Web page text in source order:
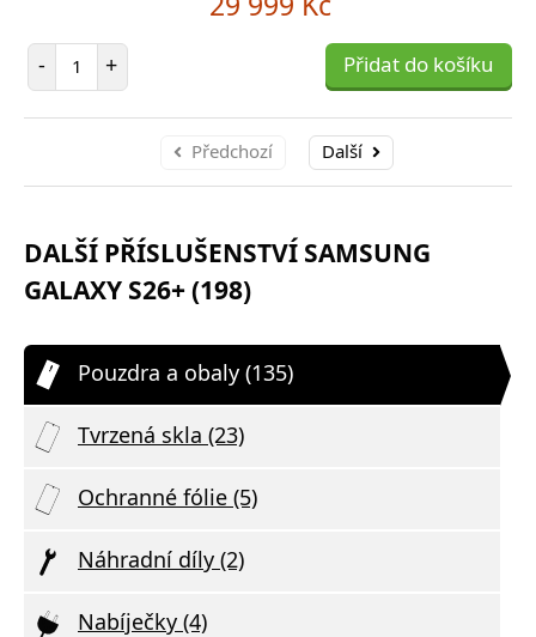
- Počet položek
+ Přidat do košíku
Předchozí Další
DALŠÍ PŘÍSLUŠENSTVÍ SAMSUNG
GALAXY S26+ (198)
Pouzdra a obaly (135)
Tvrzená skla (23)
Ochranné fólie (5)
Náhradní díly (2)
Nabíječky (4)